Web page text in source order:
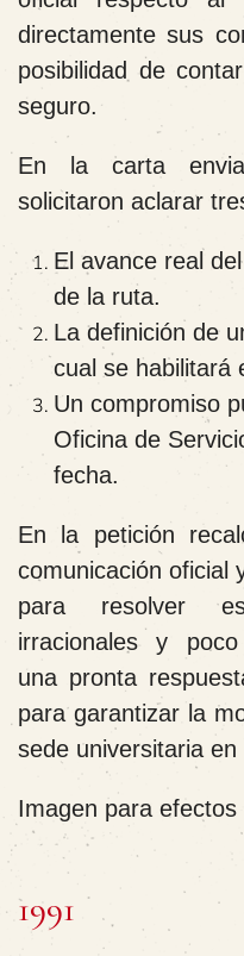
directamente sus
posibilidad de
seguro.
En la carta
solicitaron aclarar
El avance real
de la ruta.
La definición de
cual se habilitará
Un compromiso
Oficina de
fecha.
En la petición
comunicación oficial
para resolver
irracionales y
una pronta
para garantizar la
sede universitaria en
Imagen para efectos
1991